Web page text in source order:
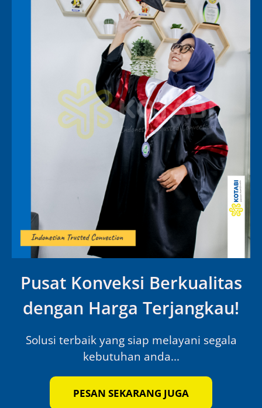
Pusat Konveksi Berkualitas
dengan Harga Terjangkau!
Solusi terbaik yang siap melayani segala
kebutuhan anda...
PESAN SEKARANG JUGA